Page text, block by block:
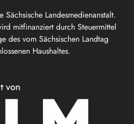
Landesmedienanstalt.
mitfinanziert durch Steuermittel
des vom Sächsischen Landtag
Haushaltes.